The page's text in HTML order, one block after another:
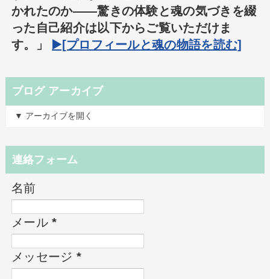
かれたのか――驚きの体験と魂の気づきを綴
った自己紹介は以下からご覧いただけま
す。」
▶️[プロフィールと魂の物語を読む]
ブログ アーカイブ
▼ アーカイブを開く
連絡フォーム
名前
メール*
メッセージ *